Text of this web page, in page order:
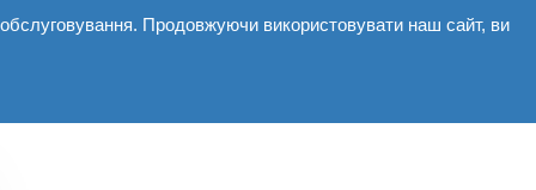
Продовжуючи використовувати наш сайт, ви
Галерея Новини Контакти